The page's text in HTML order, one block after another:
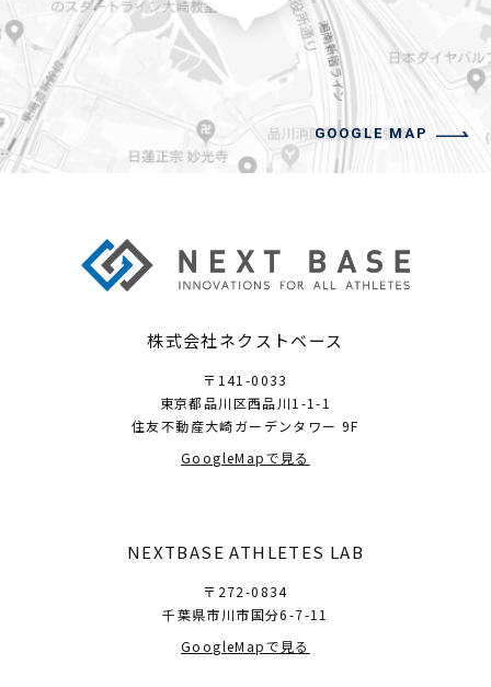
GOOGLE MAP
株式会社ネクストベース
〒141-0033
東京都品川区西品川1-1-1
住友不動産大崎ガーデンタワー 9F
GoogleMapで見る
NEXTBASE ATHLETES LAB
〒272-0834
千葉県市川市国分6-7-11
GoogleMapで見る